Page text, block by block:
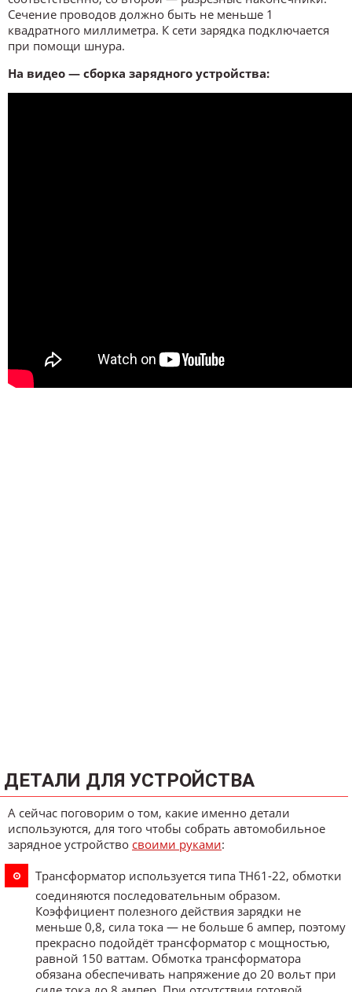
Сечение проводов должно быть не меньше 1
квадратного миллиметра. К сети зарядка подключается
при помощи шнура.
На видео — сборка зарядного устройства:
ДЕТАЛИ ДЛЯ УСТРОЙСТВА
А сейчас поговорим о том, какие именно детали
используются, для того чтобы собрать автомобильное
зарядное устройство своими руками:
Трансформатор используется типа ТН61-22, обмотки
соединяются последовательным образом.
Коэффициент полезного действия зарядки не
меньше 0,8, сила тока — не больше 6 ампер, поэтому
прекрасно подойдёт трансформатор с мощностью,
равной 150 ваттам. Обмотка трансформатора
обязана обеспечивать напряжение до 20 вольт при